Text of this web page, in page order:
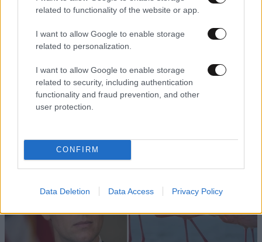
related to functionality of the website or app.
I want to allow Google to enable storage
related to personalization.
I want to allow Google to enable storage
related to security, including authentication
functionality and fraud prevention, and other
user protection.
CONFIRM
Data Deletion Data Access Privacy Policy
09·08·2026 21:00
Πού να φυλάτε τα κοσμήματά σας στο σπίτι για
να είναι ασφαλή – Οι λύσεις που αξίζει να
γνωρίζετε